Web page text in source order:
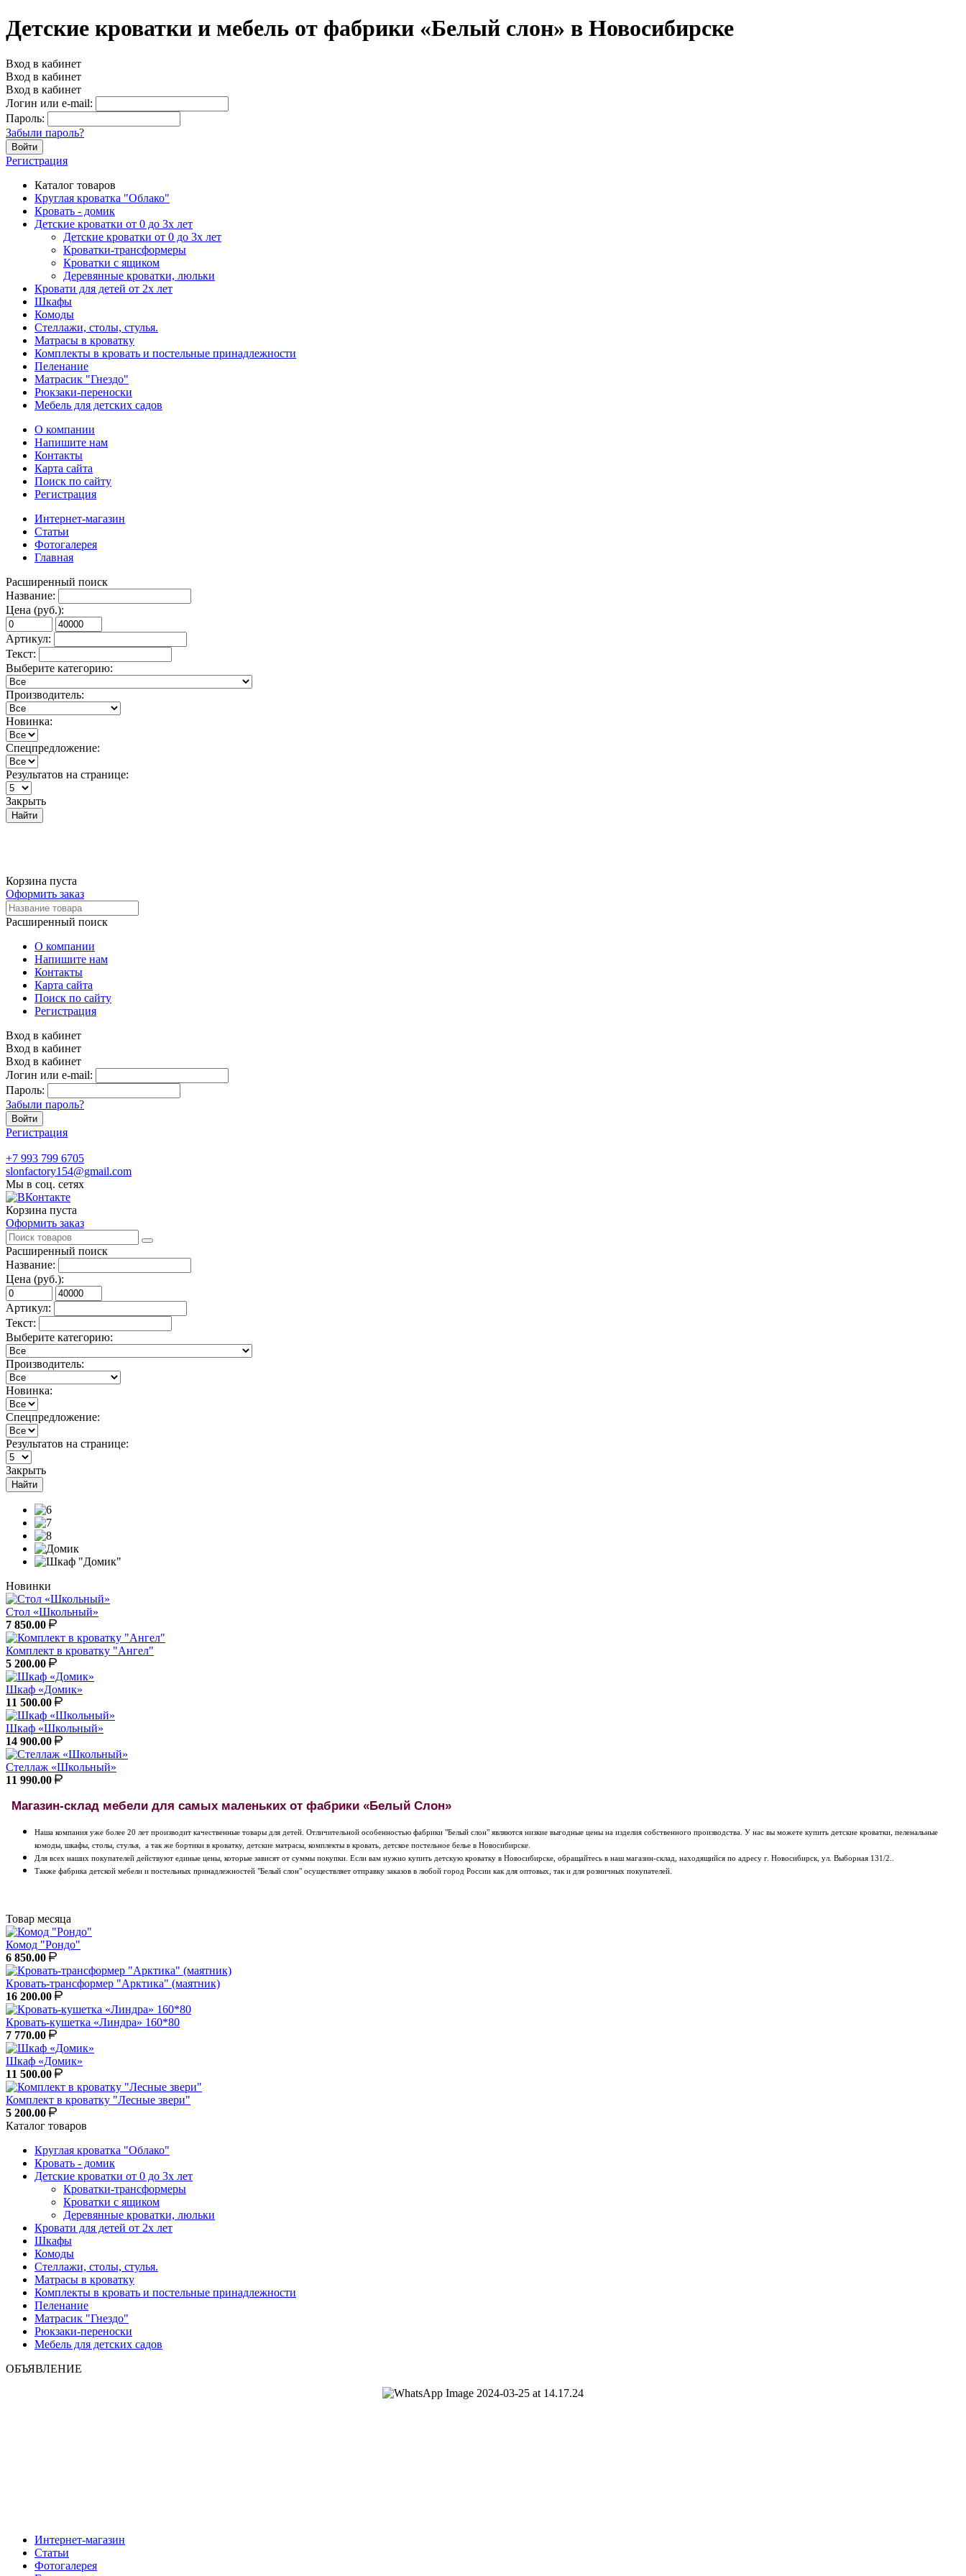
Детские кроватки и мебель от фабрики «Белый слон» в Новосибирске
Вход в кабинет
Вход в кабинет
Вход в кабинет
Логин или e-mail:
Пароль:
Забыли пароль?
Войти
Регистрация
Каталог товаров
Круглая кроватка "Облако"
Кровать - домик
Детские кроватки от 0 до 3х лет
Детские кроватки от 0 до 3х лет
Кроватки-трансформеры
Кроватки с ящиком
Деревянные кроватки, люльки
Кровати для детей от 2х лет
Шкафы
Комоды
Стеллажи, столы, стулья.
Матрасы в кроватку
Комплекты в кровать и постельные принадлежности
Пеленание
Матрасик "Гнездо"
Рюкзаки-переноски
Мебель для детских садов
О компании
Напишите нам
Контакты
Карта сайта
Поиск по сайту
Регистрация
Интернет-магазин
Статьи
Фотогалерея
Главная
Расширенный поиск
Название:
Цена (руб.):
Артикул:
Текст:
Выберите категорию:
Производитель:
Новинка:
Спецпредложение:
Результатов на странице:
Закрыть
Найти
Корзина пуста
Оформить заказ
Расширенный поиск
О компании
Напишите нам
Контакты
Карта сайта
Поиск по сайту
Регистрация
Вход в кабинет
Вход в кабинет
Вход в кабинет
Логин или e-mail:
Пароль:
Забыли пароль?
Войти
Регистрация
+7 993 799 6705
slonfactory154@gmail.com
Мы в соц. сетях
Корзина пуста
Оформить заказ
Расширенный поиск
Название:
Цена (руб.):
Артикул:
Текст:
Выберите категорию:
Производитель:
Новинка:
Спецпредложение:
Результатов на странице:
Закрыть
Найти
Новинки
Стол «Школьный»
7 850.00
Комплект в кроватку "Ангел"
5 200.00
Шкаф «Домик»
11 500.00
Шкаф «Школьный»
14 900.00
Стеллаж «Школьный»
11 990.00
Магазин-склад мебели для самых маленьких от фабрики «Белый Слон»
Наша компания уже более 20 лет производит качественные товары для детей. Отличительной особенностью фабрики "Белый слон" являются низкие выгодные цены на изделия собственного производства. У нас вы можете купить детские кроватки, пеленальные
комоды, шкафы, столы, стулья, а так же бортики в кроватку, детские матрасы, комплекты в кровать, детское постельное белье в Новосибирске.
Для всех наших покупателей действуют единые цены, которые зависят от суммы покупки. Если вам нужно купить детскую кроватку в Новосибирске, обращайтесь в наш магазин-склад, находящийся по адресу г. Новосибирск, ул. Выборная 131/2..
Также фабрика детской мебели и постельных принадлежностей "Белый слон" осуществляет отправку заказов в любой город России как для оптовых, так и для розничных покупателей.
Товар месяца
Комод "Рондо"
6 850.00
Кровать-трансформер "Арктика" (маятник)
16 200.00
Кровать-кушетка «Линдра» 160*80
7 770.00
Шкаф «Домик»
11 500.00
Комплект в кроватку "Лесные звери"
5 200.00
Каталог товаров
Круглая кроватка "Облако"
Кровать - домик
Детские кроватки от 0 до 3х лет
Кроватки-трансформеры
Кроватки с ящиком
Деревянные кроватки, люльки
Кровати для детей от 2х лет
Шкафы
Комоды
Стеллажи, столы, стулья.
Матрасы в кроватку
Комплекты в кровать и постельные принадлежности
Пеленание
Матрасик "Гнездо"
Рюкзаки-переноски
Мебель для детских садов
ОБЪЯВЛЕНИЕ
Интернет-магазин
Статьи
Фотогалерея